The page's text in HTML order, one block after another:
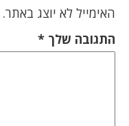
האימייל לא יוצג באתר.
התגובה שלך *